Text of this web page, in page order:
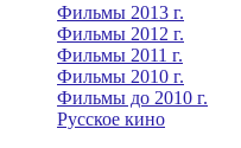
Фильмы 2013 г.
Фильмы 2012 г.
Фильмы 2011 г.
Фильмы 2010 г.
Фильмы до 2010 г.
Русское кино